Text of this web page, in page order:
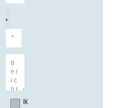
Ik